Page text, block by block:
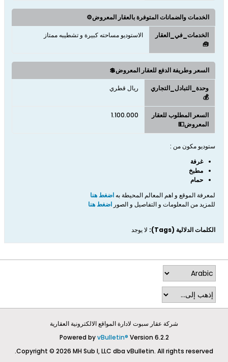
الخدمات والضمانات المتوفرة بالعقار المعروض⚙️
الخدمات_في_العقار
🧰
الاستوديو مساحته كبيرة و تشطيبه ممتاز
السعر وطريفة الدفع للعقار المعروض💲
وحدة_التبادل_التجاري
💰
ريال قطري
السعر المطلوب للعقار
المعروض💵
1.100.000
ستوديو مكون من :
غرفة
مطبخ
حمام
لمعرفة الموقع و اهم المعالم المحيطة بهاضغط هنا
للمزيد من المعلومات و التفاصيل و الصور اضغط هنا
الكلمات الدلالية (Tags): لا يوجد
شركة عقار سبوت لادارة المواقع الالكترونية العقارية
Powered byvBulletin® Version 6.2.2
Copyright © 2026 MH Sub I, LLC dba vBulletin. All rights reserved.